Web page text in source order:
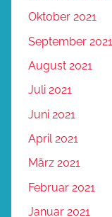
Oktober 2021
September 2021
August 2021
Juli 2021
Juni 2021
April 2021
März 2021
Februar 2021
Januar 2021